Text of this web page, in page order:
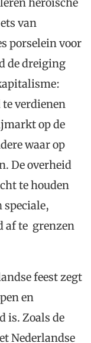
van
porselein voor
de dreiging
verdienen
op de
waar op
De overheid
te houden
speciale,
af te grenzen
feest zegt
en
is. Zoals de
Nederlandse